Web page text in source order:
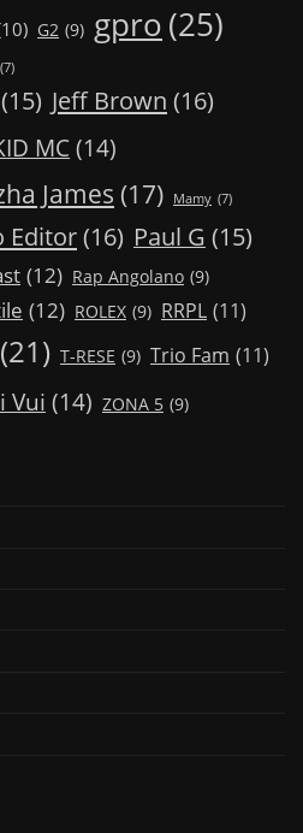
G2 (9) gpro(25)
(7)
(15) Jeff Brown (16)
MC (14)
James (17) Mamy (7)
Editor(16) Paul G (15)
(12) Rap Angolano (9)
(12) ROLEX (9) RRPL (11)
(21) T-RESE (9) Trio Fam (11)
Vui (14) ZONA 5 (9)